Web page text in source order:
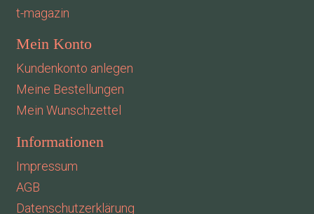
t-magazin
Mein Konto
Kundenkonto anlegen
Meine Bestellungen
Mein Wunschzettel
Informationen
Impressum
AGB
Datenschutzerklärung